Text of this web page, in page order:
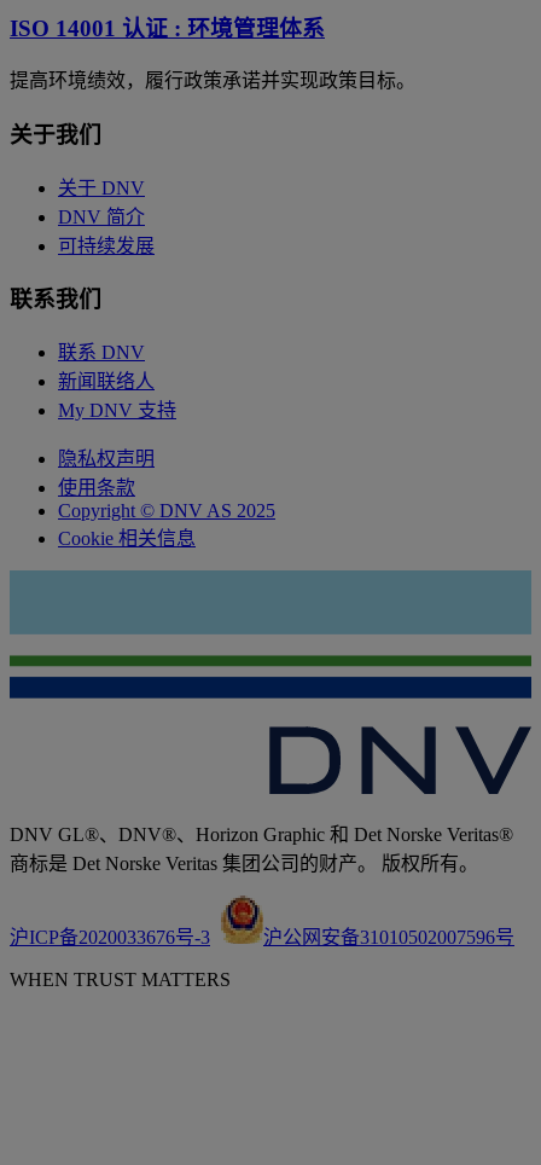
ISO 14001 认证 : 环境管理体系
提高环境绩效，履行政策承诺并实现政策目标。
关于我们
关于 DNV
DNV 简介
可持续发展
联系我们
联系 DNV
新闻联络人
My DNV 支持
隐私权声明
使用条款
Copyright © DNV AS 2025
Cookie 相关信息
DNV GL®、DNV®、Horizon Graphic 和 Det Norske Veritas®
商标是 Det Norske Veritas 集团公司的财产。 版权所有。
沪ICP备2020033676号-3 沪公网安备31010502007596号
WHEN TRUST MATTERS